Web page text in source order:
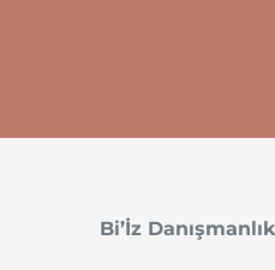
Bi’İz Danışmanlık